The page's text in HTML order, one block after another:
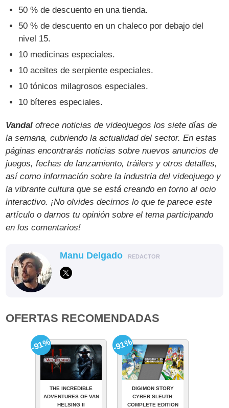
50 % de descuento en una tienda.
50 % de descuento en un chaleco por debajo del
nivel 15.
10 medicinas especiales.
10 aceites de serpiente especiales.
10 tónicos milagrosos especiales.
10 bíteres especiales.
Vandal ofrece noticias de videojuegos los siete días de
la semana, cubriendo la actualidad del sector. En estas
páginas encontrarás noticias sobre nuevos anuncios de
juegos, fechas de lanzamiento, tráilers y otros detalles,
así como información sobre la industria del videojuego y
la vibrante cultura que se está creando en torno al ocio
interactivo. ¡No olvides decirnos lo que te parece este
artículo o darnos tu opinión sobre el tema participando
en los comentarios!
Manu Delgado REDACTOR
OFERTAS RECOMENDADAS
THE INCREDIBLE
ADVENTURES OF VAN
HELSING II
-91%
DIGIMON STORY
CYBER SLEUTH:
COMPLETE EDITION
-91%